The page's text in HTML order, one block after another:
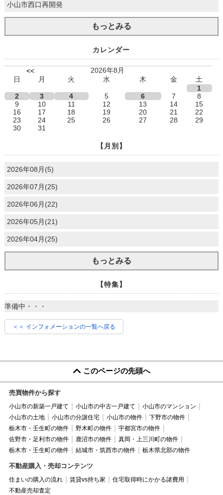
小山市西口再開発
もっとみる
カレンダー
<<
2026年8月
日
月 火 水 木 金
土
1
2
3 4 5 6 7
8
9
10 11 12 13 14
15
16
17 18 19 20 21
22
23
24 25 26 27 28
29
30
31
【月別】
2026年08月(5)
2026年07月(25)
2026年06月(22)
2026年05月(21)
2026年04月(25)
もっとみる
【特集】
準備中・・・
＜＜ インフォメーションの一覧へ戻る
このページの先頭へ
売買物件から探す
小山市の新築一戸建て 小山市の中古一戸建て
小山市のマンション
小山市の土地
小山市の分譲住宅 小山市の物件
下野市の物件
栃木市・壬生町の物件
野木町の物件
宇都宮市の物件
佐野市・足利市の物件
鹿沼市の物件
真岡・上三川町の物件
栃木市・壬生町の物件
結城市・筑西市の物件 栃木県北部の物件
不動産購入・売却コンテンツ
住まいの購入の流れ 賃貸vs持ち家
住宅取得時にかかる諸費用
不動産売却査定